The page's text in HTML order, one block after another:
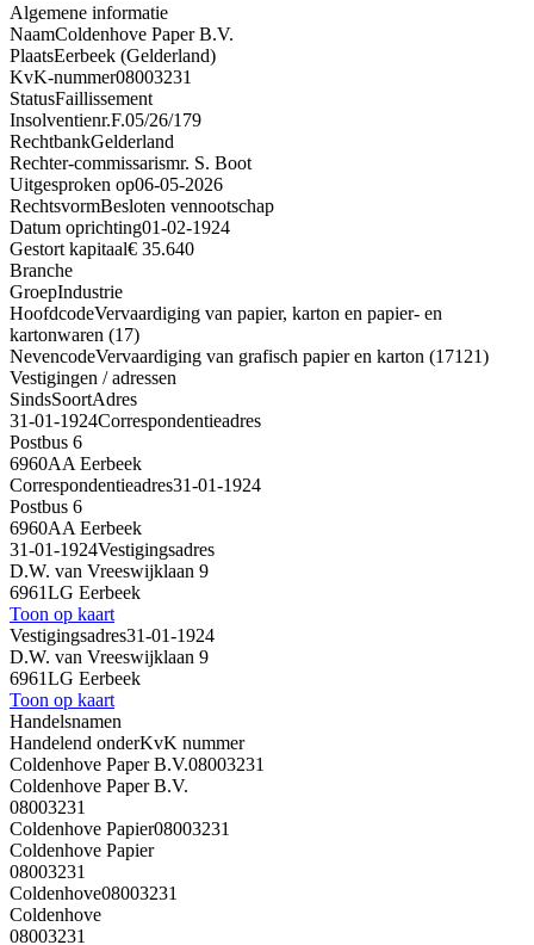
Algemene informatie
NaamColdenhove Paper B.V.
PlaatsEerbeek (Gelderland)
KvK-nummer08003231
StatusFaillissement
Insolventienr.F.05/26/179
RechtbankGelderland
Rechter-commissarismr. S. Boot
Uitgesproken op06-05-2026
RechtsvormBesloten vennootschap
Datum oprichting01-02-1924
Gestort kapitaal€ 35.640
Branche
GroepIndustrie
HoofdcodeVervaardiging van papier, karton en papier- en
kartonwaren (17)
NevencodeVervaardiging van grafisch papier en karton (17121)
Vestigingen / adressen
SindsSoortAdres
31-01-1924Correspondentieadres
Postbus 6
6960AA Eerbeek
Correspondentieadres31-01-1924
Postbus 6
6960AA Eerbeek
31-01-1924Vestigingsadres
D.W. van Vreeswijklaan 9
6961LG Eerbeek
Toon op kaart
Vestigingsadres31-01-1924
D.W. van Vreeswijklaan 9
6961LG Eerbeek
Toon op kaart
Handelsnamen
Handelend onderKvK nummer
Coldenhove Paper B.V.08003231
Coldenhove Paper B.V.
08003231
Coldenhove Papier08003231
Coldenhove Papier
08003231
Coldenhove08003231
Coldenhove
08003231